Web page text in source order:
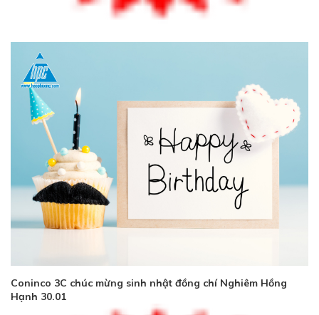
Coninco 3C chúc mừng sinh nhật đồng chí Nghiêm Hồng
Hạnh 30.01